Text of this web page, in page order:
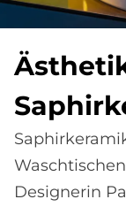
Designerin